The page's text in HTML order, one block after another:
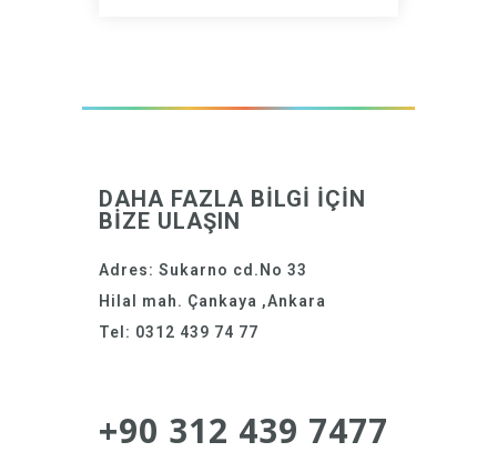
DAHA FAZLA BİLGİ İÇİN
BİZE ULAŞIN
Adres: Sukarno cd.No 33
Hilal mah. Çankaya ,Ankara
Tel: 0312 439 74 77
+90 312 439 7477